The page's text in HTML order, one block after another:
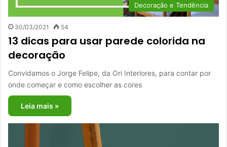
Decoração e Tendência
30/03/2021 54
13 dicas para usar parede colorida na
decoração
Convidamos o Jorge Felipe, da Ori Interiores, para contar por
onde começar e como escolher as cores
Leia mais »